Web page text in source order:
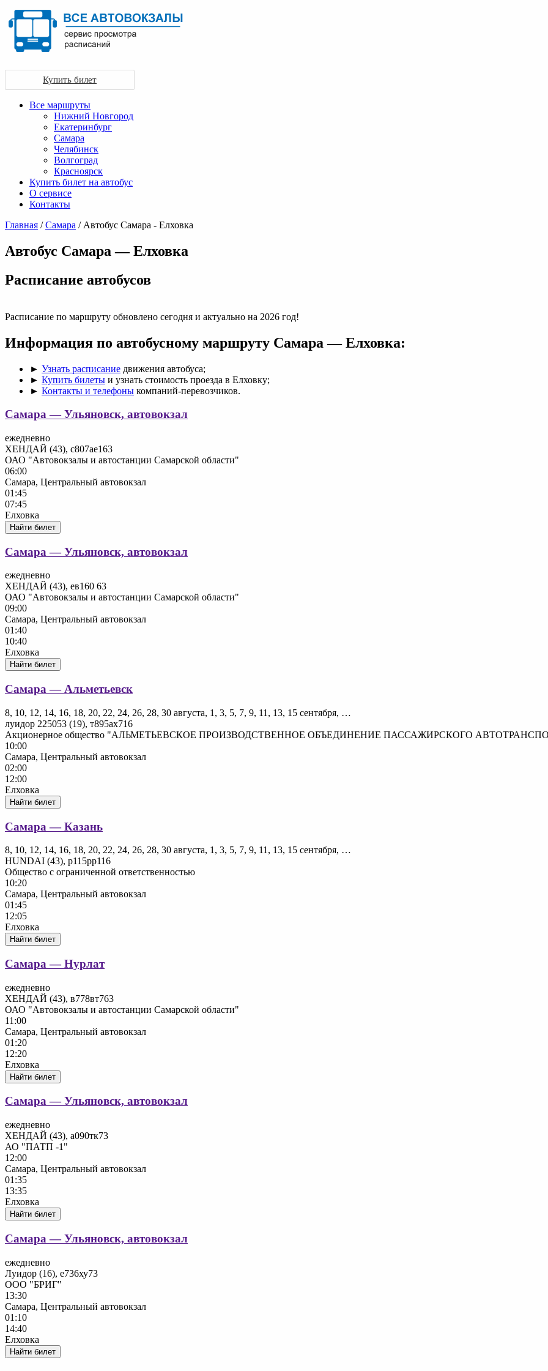
Купить билет
Все маршруты
Нижний Новгород
Екатеринбург
Самара
Челябинск
Волгоград
Красноярск
Купить билет на автобус
О сервисе
Контакты
Главная /Самара / Автобус Самара - Елховка
Автобус Самара — Елховка
Раcписание автобусов
Расписание по маршруту обновлено сегодня и актуально на 2026 год!
Информация по автобусному маршруту Самара — Елховка:
► Узнать расписание движения автобуса;
► Купить билеты и узнать стоимость проезда в Елховку;
► Контакты и телефоны компаний-перевозчиков.
Самара — Ульяновск, автовокзал
ежедневно
ХЕНДАЙ (43), с807ае163
ОАО "Автовокзалы и автостанции Самарской области"
06:00
Самара, Центральный автовокзал
01:45
07:45
Елховка
Найти билет
Самара — Ульяновск, автовокзал
ежедневно
ХЕНДАЙ (43), ев160 63
ОАО "Автовокзалы и автостанции Самарской области"
09:00
Самара, Центральный автовокзал
01:40
10:40
Елховка
Найти билет
Самара — Альметьевск
8, 10, 12, 14, 16, 18, 20, 22, 24, 26, 28, 30 августа, 1, 3, 5, 7, 9, 11, 13, 15 сентября, …
луидор 225053 (19), т895ах716
Акционерное общество "АЛЬМЕТЬЕВСКОЕ ПРОИЗВОДСТВЕННОЕ ОБЪЕДИНЕНИЕ ПАССАЖИРСКОГО
10:00
Самара, Центральный автовокзал
02:00
12:00
Елховка
Найти билет
Самара — Казань
8, 10, 12, 14, 16, 18, 20, 22, 24, 26, 28, 30 августа, 1, 3, 5, 7, 9, 11, 13, 15 сентября, …
HUNDAI (43), р115рр116
Общество с ограниченной ответственностью
10:20
Самара, Центральный автовокзал
01:45
12:05
Елховка
Найти билет
Самара — Нурлат
ежедневно
ХЕНДАЙ (43), в778вт763
ОАО "Автовокзалы и автостанции Самарской области"
11:00
Самара, Центральный автовокзал
01:20
12:20
Елховка
Найти билет
Самара — Ульяновск, автовокзал
ежедневно
ХЕНДАЙ (43), а090тк73
АО "ПАТП -1"
12:00
Самара, Центральный автовокзал
01:35
13:35
Елховка
Найти билет
Самара — Ульяновск, автовокзал
ежедневно
Луидор (16), е736ху73
ООО "БРИГ"
13:30
Самара, Центральный автовокзал
01:10
14:40
Елховка
Найти билет